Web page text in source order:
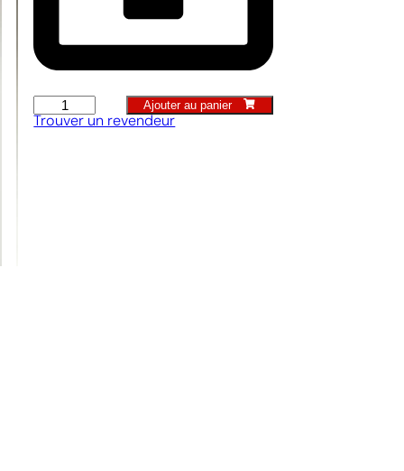
Pelle
pointue
Ajouter au panier
Trouver un revendeur